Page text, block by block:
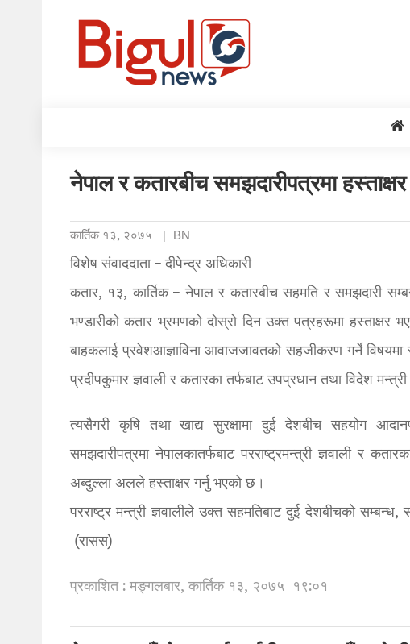
नेपाल र कतारबीच समझदारीपत्रमा हस्ताक्षर
कार्तिक १३, २०७५ BN
विशेष संवाददाता – दीपेन्द्र अधिकारी
कतार, १३, कार्तिक – नेपाल र कतारबीच सहमति र समझदारी
भण्डारीको कतार भ्रमणको दोस्रो दिन उक्त पत्रहरूमा हस्ताक्षर
बाहकलाई प्रवेशआज्ञाविना आवाजजावतको सहजीकरण गर्ने
प्रदीपकुमार ज्ञवाली र कतारका तर्फबाट उपप्रधान तथा विदेश
त्यसैगरी कृषि तथा खाद्य सुरक्षामा दुई देशबीच सहयोग
समझदारीपत्रमा नेपालकातर्फबाट परराष्ट्रमन्त्री ज्ञवाली र
अब्दुल्ला अलले हस्ताक्षर गर्नु भएको छ।
परराष्ट्र मन्त्री ज्ञवालीले उक्त सहमतिबाट दुई देशबीचको
(रासस)
प्रकाशित : मङ्गलबार, कार्तिक १३, २०७५ १९:०१